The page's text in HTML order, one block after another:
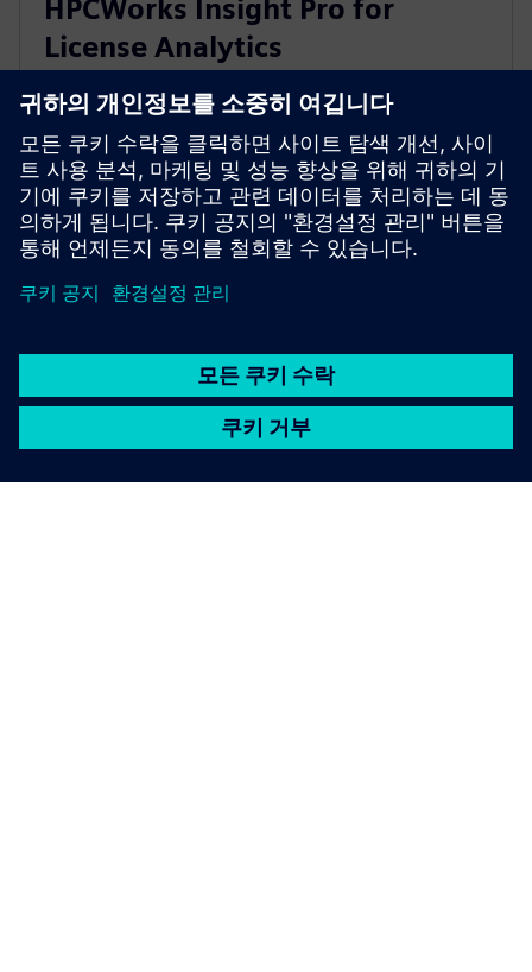
HPCWorks Insight Pro for
License Analytics
Optimize your budget and get the most from your
license optimization and lightning-fast performance.